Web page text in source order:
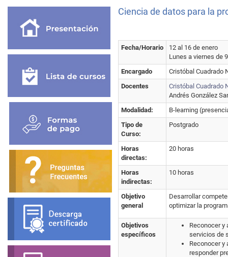
Ciencia de datos para la
Fecha/Horario
12 al 16 de enero
Lunes a viernes de
Encargado
Cristóbal Cuadrado
Docentes
Cristóbal Cuadrado
Andrés González
Modalidad:
B-learning
Tipo de
Curso:
Postgrado
Horas
directas:
20 horas
Horas
indirectas:
10 horas
Objetivo
general
Desarrollar
optimizar la
Objetivos
específicos
Reconocer y
servicios de
Reconocer
responder